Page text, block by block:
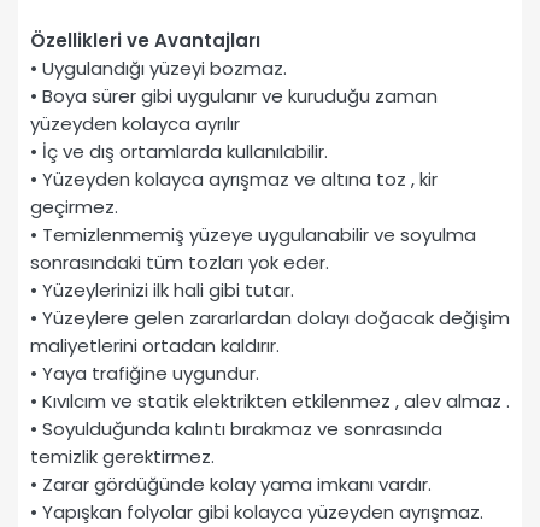
Özellikleri ve Avantajları
• Uygulandığı yüzeyi bozmaz.
• Boya sürer gibi uygulanır ve kuruduğu zaman
yüzeyden kolayca ayrılır
• İç ve dış ortamlarda kullanılabilir.
• Yüzeyden kolayca ayrışmaz ve altına toz , kir
geçirmez.
• Temizlenmemiş yüzeye uygulanabilir ve soyulma
sonrasındaki tüm tozları yok eder.
• Yüzeylerinizi ilk hali gibi tutar.
• Yüzeylere gelen zararlardan dolayı doğacak değişim
maliyetlerini ortadan kaldırır.
• Yaya trafiğine uygundur.
• Kıvılcım ve statik elektrikten etkilenmez , alev almaz .
• Soyulduğunda kalıntı bırakmaz ve sonrasında
temizlik gerektirmez.
• Zarar gördüğünde kolay yama imkanı vardır.
• Yapışkan folyolar gibi kolayca yüzeyden ayrışmaz.